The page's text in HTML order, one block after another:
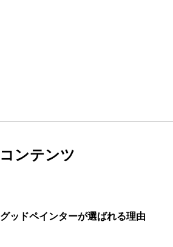
コンテンツ
グッドペインターが選ばれる理由